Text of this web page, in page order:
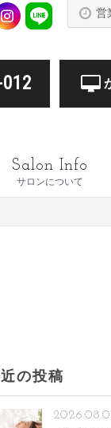
営
サロンについて
Salon Info
の投稿